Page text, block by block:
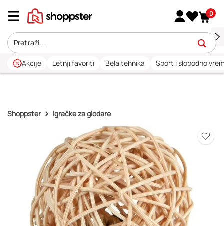
0
Akcije Letnji favoriti Bela tehnika Sport i slobodno
Shoppster Igračke za glodare